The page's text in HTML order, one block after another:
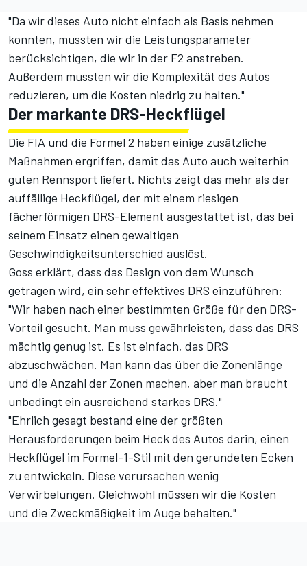
"Da wir dieses Auto nicht einfach als Basis nehmen
konnten, mussten wir die Leistungsparameter
berücksichtigen, die wir in der F2 anstreben.
Außerdem mussten wir die Komplexität des Autos
reduzieren, um die Kosten niedrig zu halten."
Der markante DRS-Heckflügel
Die FIA und die Formel 2 haben einige zusätzliche
Maßnahmen ergriffen, damit das Auto auch weiterhin
guten Rennsport liefert. Nichts zeigt das mehr als der
auffällige Heckflügel, der mit einem riesigen
fächerförmigen DRS-Element ausgestattet ist, das bei
seinem Einsatz einen gewaltigen
Geschwindigkeitsunterschied auslöst.
Goss erklärt, dass das Design von dem Wunsch
getragen wird, ein sehr effektives DRS einzuführen:
"Wir haben nach einer bestimmten Größe für den DRS-
Vorteil gesucht. Man muss gewährleisten, dass das DRS
mächtig genug ist. Es ist einfach, das DRS
abzuschwächen. Man kann das über die Zonenlänge
und die Anzahl der Zonen machen, aber man braucht
unbedingt ein ausreichend starkes DRS."
"Ehrlich gesagt bestand eine der größten
Herausforderungen beim Heck des Autos darin, einen
Heckflügel im Formel-1-Stil mit den gerundeten Ecken
zu entwickeln. Diese verursachen wenig
Verwirbelungen. Gleichwohl müssen wir die Kosten
und die Zweckmäßigkeit im Auge behalten."